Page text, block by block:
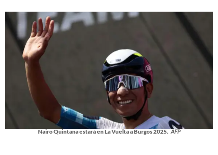
Nairo Quintana estará en La Vuelta a Burgos 2025. AFP